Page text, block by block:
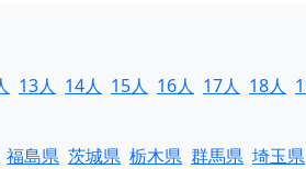
13人 14人 15人 16人 17人 18人
福島県 茨城県 栃木県 群馬県 埼玉県